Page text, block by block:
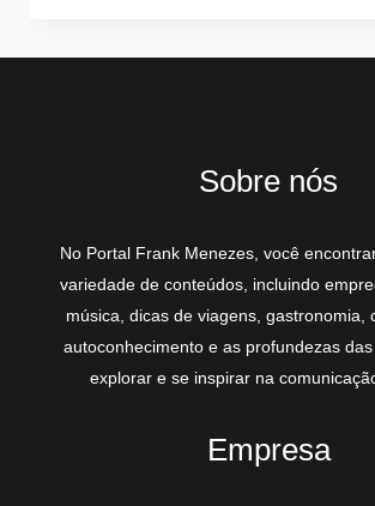
Sobre nós
No Portal Frank Menezes, você
variedade de conteúdos, incluindo
música, dicas de viagens, gastronomia,
autoconhecimento e as profundezas
explorar e se inspirar na
Empresa